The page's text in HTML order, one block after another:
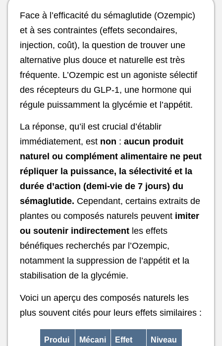
Face à l’efficacité du sémaglutide (Ozempic)
et à ses contraintes (effets secondaires,
injection, coût), la question de trouver une
alternative plus douce et naturelle est très
fréquente. L’Ozempic est un agoniste sélectif
des récepteurs du GLP-1, une hormone qui
régule puissamment la glycémie et l’appétit.
La réponse, qu’il est crucial d’établir
immédiatement, est non : aucun produit
naturel ou complément alimentaire ne peut
répliquer la puissance, la sélectivité et la
durée d’action (demi-vie de 7 jours) du
sémaglutide. Cependant, certains extraits de
plantes ou composés naturels peuvent imiter
ou soutenir indirectement les effets
bénéfiques recherchés par l’Ozempic,
notamment la suppression de l’appétit et la
stabilisation de la glycémie.
Voici un aperçu des composés naturels les
plus souvent cités pour leurs effets similaires :
Produi
Mécani
Effet
Niveau